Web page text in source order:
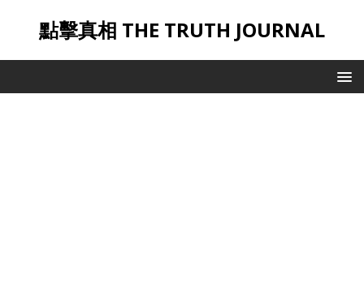
點擊真相 THE TRUTH JOURNAL